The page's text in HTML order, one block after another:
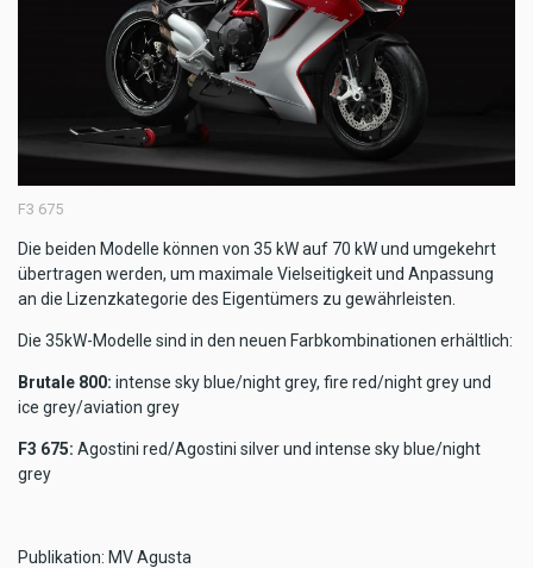
F3 675
Die beiden Modelle können von 35 kW auf 70 kW und umgekehrt
übertragen werden, um maximale Vielseitigkeit und Anpassung
an die Lizenzkategorie des Eigentümers zu gewährleisten.
Die 35kW-Modelle sind in den neuen Farbkombinationen erhältlich:
Brutale 800: intense sky blue/night grey, fire red/night grey und
ice grey/aviation grey
F3 675: Agostini red/Agostini silver und intense sky blue/night
grey
Publikation: MV Agusta